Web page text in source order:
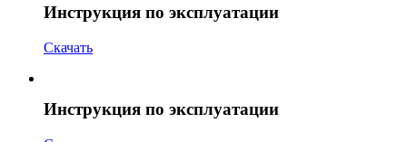
Инструкция по эксплуатации
Скачать
Инструкция по эксплуатации